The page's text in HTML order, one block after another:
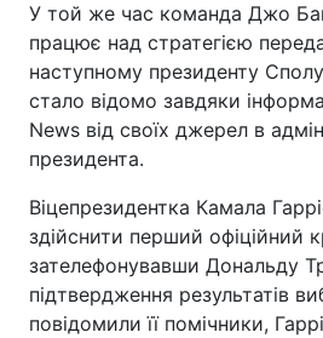
У той же час команда Джо
працює над стратегією
наступному президенту
стало відомо завдяки
News від своїх джерел в
президента.
Віцепрезидентка Камала
здійснити перший офіційний
зателефонувавши Дональду
підтвердження результатів
повідомили її помічники,